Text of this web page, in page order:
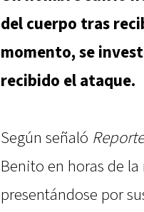
del cuerpo tras
momento, se
recibido el ataque.
Según señaló
Benito en horas de
presentándose por